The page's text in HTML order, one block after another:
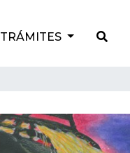
TRÁMITES